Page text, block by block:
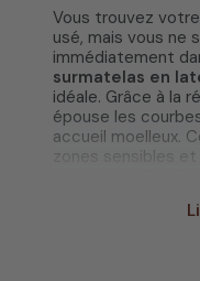
Vous trouvez
usé, mais vous ne
immédiatement
surmatelas en
idéale. Grâce à la
épouse les
accueil moelleux.
zones sensibles